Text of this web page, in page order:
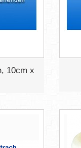
10cm x